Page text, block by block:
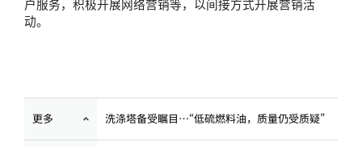
户服务，积极开展网络营销等，以间接方式开展营销活
动。
更多 洗涤塔备受瞩目…“低硫燃料油，质量仍受质疑”